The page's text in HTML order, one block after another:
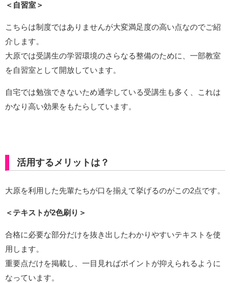
＜自習室＞
こちらは制度ではありませんが大変満足度の高い点なのでご紹
介します。
大原では受講生の学習環境のさらなる整備のために、一部教室
を自習室として開放しています。
自宅では勉強できないため通学している受講生も多く、これは
かなり高い効果をもたらしています。
活用するメリットは？
大原を利用した先輩たちが口を揃えて挙げるのがこの2点です。
＜テキストが2色刷り＞
合格に必要な部分だけを抜き出したわかりやすいテキストを使
用します。
重要点だけを掲載し、一目見ればポイントが抑えられるように
なっています。